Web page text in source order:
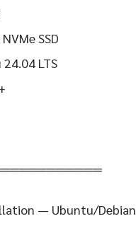
SSD
LTS
— Ubuntu/Debian